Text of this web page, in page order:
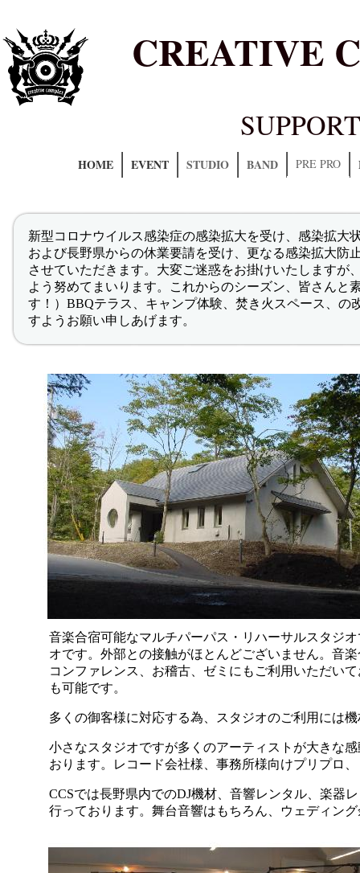
CREATIVE
HOME EVENT STUDIO BAND PRE PRO
新型コロナウイルス感染症の感染拡大を受け、感染拡大
および長野県からの休業要請を受け、更なる感染拡大防
させていただきます。大変ご迷惑をお掛けいたします
よう努めてまいります。これからのシーズン、皆さん
す！）BBQテラス、キャンプ体験、焚き火スペース、の
すようお願い申しあげます。
音楽合宿可能なマルチパーパス・リハーサルスタジオ
オです。 外部との接触がほとんどございません。 音
コンファレンス、お稽古、ゼミ にもご利用いただい
も可能です。
多くの御客様に対応する為、スタジオのご利用には
小さなスタジオですが多くのアーティスト が大きな
おります。レコード会社様、事務所様向けプリプロ
CCSでは長野県内でのDJ機材、音響レンタル、楽器
行っております。 舞台音響はもちろん、ウェディン